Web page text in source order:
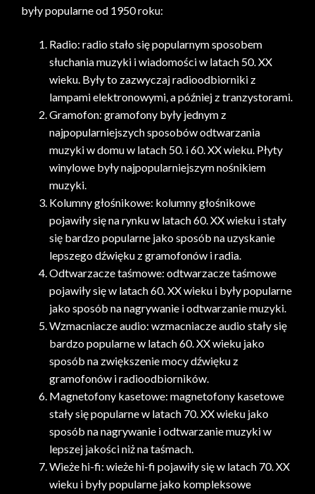
były popularne od 1950 roku:
Radio: radio stało się popularnym sposobem
słuchania muzyki i wiadomości w latach 50. XX
wieku. Były to zazwyczaj radioodbiorniki z
lampami elektronowymi, a później z tranzystorami.
Gramofon: gramofony były jednym z
najpopularniejszych sposobów odtwarzania
muzyki w domu w latach 50. i 60. XX wieku. Płyty
winylowe były najpopularniejszym nośnikiem
muzyki.
Kolumny głośnikowe: kolumny głośnikowe
pojawiły się na rynku w latach 60. XX wieku i stały
się bardzo popularne jako sposób na uzyskanie
lepszego dźwięku z gramofonów i radia.
Odtwarzacze taśmowe: odtwarzacze taśmowe
pojawiły się w latach 60. XX wieku i były popularne
jako sposób na nagrywanie i odtwarzanie muzyki.
Wzmacniacze audio: wzmacniacze audio stały się
bardzo popularne w latach 60. XX wieku jako
sposób na zwiększenie mocy dźwięku z
gramofonów i radioodbiorników.
Magnetofony kasetowe: magnetofony kasetowe
stały się popularne w latach 70. XX wieku jako
sposób na nagrywanie i odtwarzanie muzyki w
lepszej jakości niż na taśmach.
Wieże hi-fi: wieże hi-fi pojawiły się w latach 70. XX
wieku i były popularne jako kompleksowe